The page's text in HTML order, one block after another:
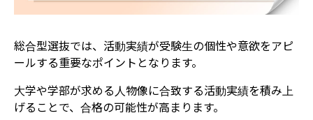
総合型選抜では、活動実績が受験生の個性や意欲をアピ
ールする重要なポイントとなります。
大学や学部が求める人物像に合致する活動実績を積み上
げることで、合格の可能性が高まります。